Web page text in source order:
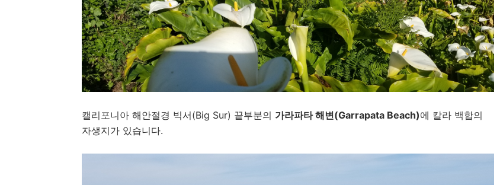
캘리포니아 해안절경 빅서(Big Sur) 끝부분의 가라파타 해변(Garrapata Beach)에 칼라 백합의
자생지가 있습니다.